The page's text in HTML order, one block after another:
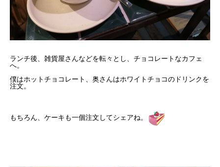
ランチ後、雑貨屋さんなどを転々とし、チョコレートなカフェ
へ。
僕はホットチョコレート、奥さんはホワイトチョコのドリンクを
注文。
もちろん、ケーキも一個注文してシェアね。